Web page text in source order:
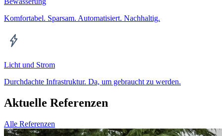
Komfortabel. Sparsam. Automatisiert. Nachhaltig.
Licht und Strom
Durchdachte Infrastruktur. Da, um gebraucht zu werden.
Aktuelle Referenzen
Alle Referenzen